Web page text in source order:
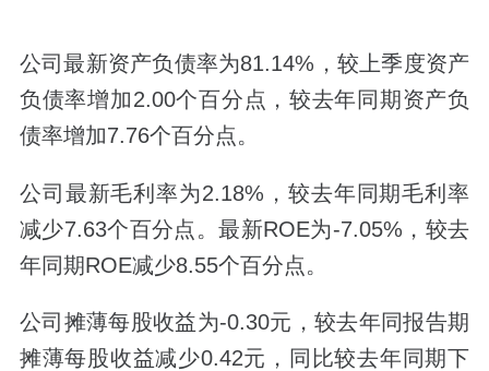
公司最新资产负债率为81.14%，较上季度资产
负债率增加2.00个百分点，较去年同期资产负
债率增加7.76个百分点。
公司最新毛利率为2.18%，较去年同期毛利率
减少7.63个百分点。最新ROE为-7.05%，较去
年同期ROE减少8.55个百分点。
公司摊薄每股收益为-0.30元，较去年同报告期
摊薄每股收益减少0.42元，同比较去年同期下